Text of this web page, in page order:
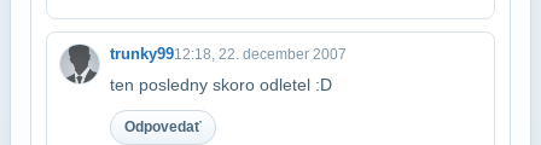
trunky9912:18, 22. december 2007
ten posledny skoro odletel :D
Odpovedať